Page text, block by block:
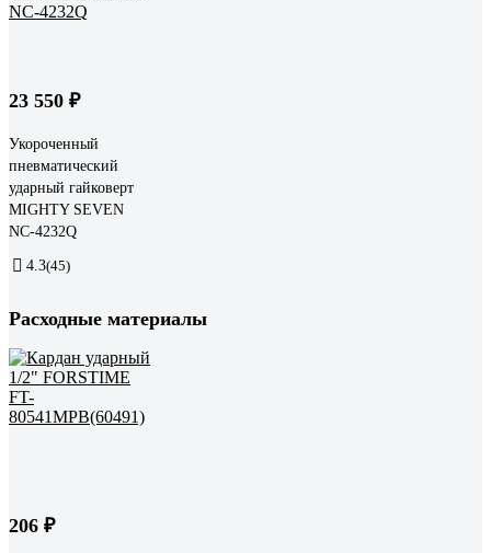
23 550 ₽
Укороченный
пневматический
ударный гайковерт
MIGHTY SEVEN
NC-4232Q
4.3(45)
Расходные материалы
206 ₽